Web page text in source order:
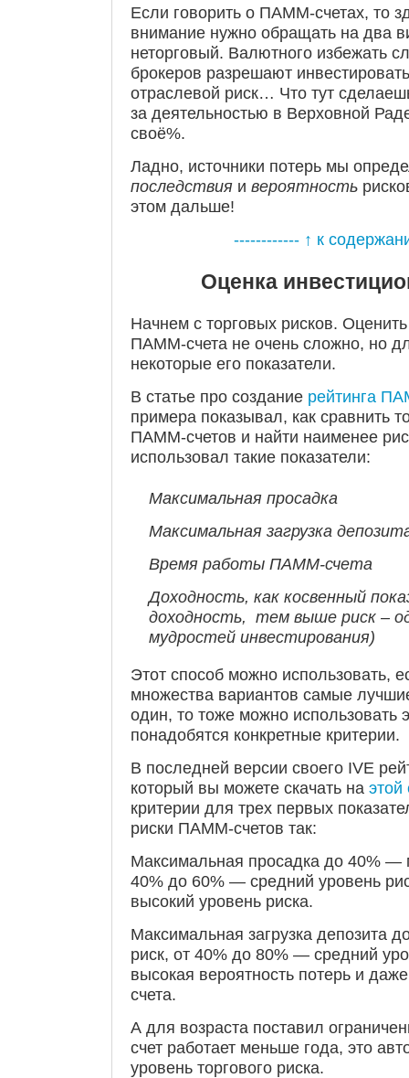
Если говорить о ПАММ-счетах, то
внимание нужно обращать на два
неторговый. Валютного избежать
брокеров разрешают
отраслевой риск… Что тут
за деятельностью в Верховной
своё%.
Ладно, источники потерь мы
последствия и вероятность
этом дальше!
------------ ↑ к
Оценка
Начнем с торговых рисков.
ПАММ-счета не очень сложно, но
некоторые его показатели.
В статье про создание рейтинга
примера показывал, как сравнить
ПАММ-счетов и найти наименее
использовал такие показатели:
Максимальная просадка
Максимальная загрузка
Время работы ПАММ-счета
Доходность, как косвенный
доходность, тем выше риск –
мудростей инвестирования)
Этот способ можно использовать,
множества вариантов самые
один, то тоже можно использовать
понадобятся конкретные критерии.
В последней версии своего IVE
который вы можете скачать на этой
критерии для трех первых
риски ПАММ-счетов так:
Максимальная просадка до 40% —
40% до 60% — средний уровень
высокий уровень риска.
Максимальная загрузка депозита
риск, от 40% до 80% — средний
высокая вероятность потерь и
счета.
А для возраста поставил
счет работает меньше года, это
уровень торгового риска.